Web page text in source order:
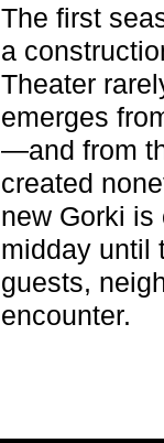
The first
a
Theater
emerges
—and from
created
new Gorki is
midday until
guests,
encounter.